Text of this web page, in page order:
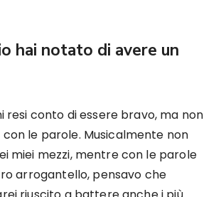
hai notato di avere un
resi conto di essere bravo, ma non
le parole. Musicalmente non
miei mezzi, mentre con le parole
arrogantello, pensavo che